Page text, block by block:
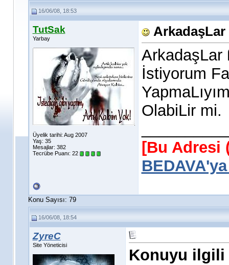
16/06/08, 18:53
TutSak
Yarbay
Üyelik tarihi: Aug 2007
Yaş: 35
Mesajlar: 382
Tecrübe Puanı: 22
ArkadaşLar
İstiyorum
OlabiLir mi.
[Bu Adresi
Konu Sayısı: 79
16/06/08, 18:54
ZyreC
Site Yöneticisi
Konuyu ilgili